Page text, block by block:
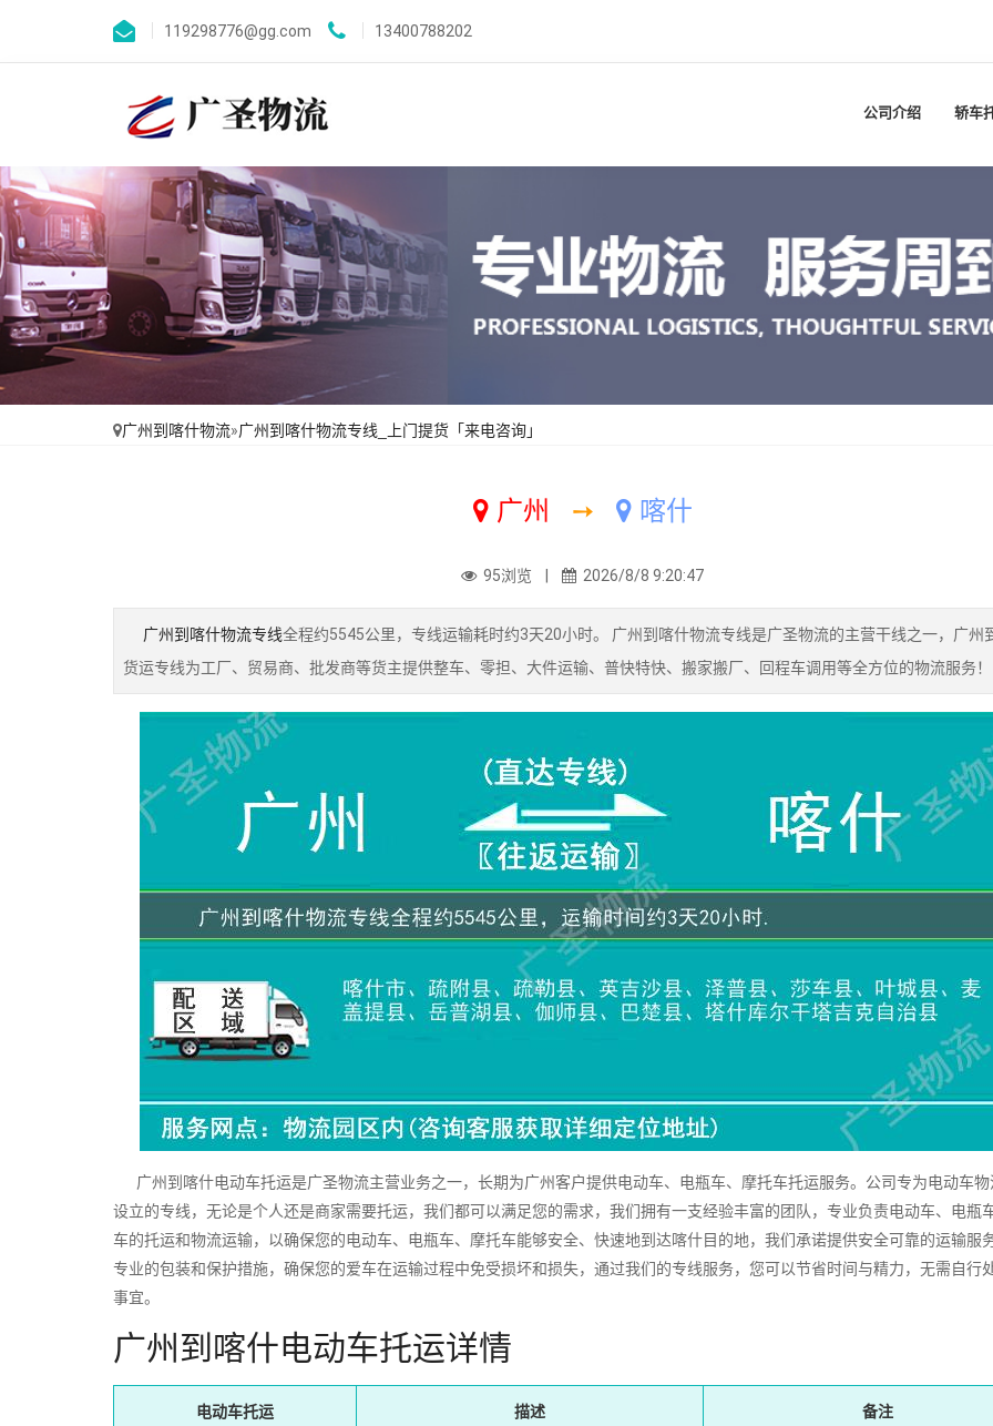
119298776@gg.com 13400788202
公司介绍 轿车
广州到喀什物流»广州到喀什物流专线_上门提货「来电咨询」
广州 ➙ 喀什
95浏览 | 2026/8/8 9:20:47
广州到喀什物流专线全程约5545公里，专线运输耗时约3天20小时。 广州到喀什物流专线是广圣物流的主营干线之一，广州
货运专线为工厂、贸易商、批发商等货主提供整车、零担、大件运输、普快特快、搬家搬厂、回程车调用等全方位的物流服务！
广州到喀什电动车托运是广圣物流主营业务之一，长期为广州客户提供电动车、电瓶车、摩托车托运服务。公司专为电动车物
设立的专线，无论是个人还是商家需要托运，我们都可以满足您的需求，我们拥有一支经验丰富的团队，专业负责电动车、电瓶
车的托运和物流运输，以确保您的电动车、电瓶车、摩托车能够安全、快速地到达喀什目的地，我们承诺提供安全可靠的运输服
专业的包装和保护措施，确保您的爱车在运输过程中免受损坏和损失，通过我们的专线服务，您可以节省时间与精力，无需自行
事宜。
广州到喀什电动车托运详情
电动车托运 描述 备注